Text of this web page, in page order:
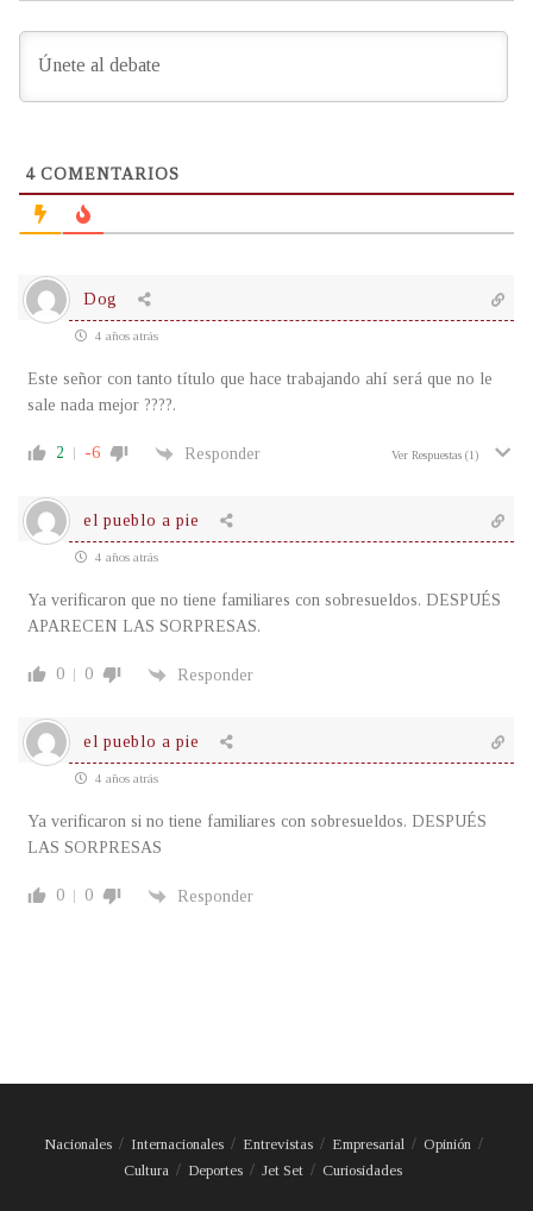
4COMENTARIOS
Dog
4 años atrás
Este señor con tanto título que hace trabajando ahí será que no le
sale nada mejor ????.
2 -6 Responder Ver Respuestas (1)
el pueblo a pie
4 años atrás
Ya verificaron que no tiene familiares con sobresueldos. DESPUÉS
APARECEN LAS SORPRESAS.
0 0 Responder
el pueblo a pie
4 años atrás
Ya verificaron si no tiene familiares con sobresueldos. DESPUÉS
LAS SORPRESAS
0 0 Responder
Nacionales Internacionales Entrevistas Empresarial
Opinión
Cultura
Deportes Jet Set Curiosidades